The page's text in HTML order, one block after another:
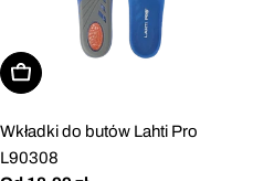
Wybierz opcje
Wkładki do butów Lahti Pro
L90308